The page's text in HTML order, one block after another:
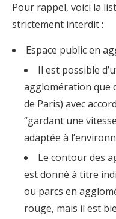
Pour rappel, voici la
strictement interdit :
Espace public en
Il est possible
agglomération que
de Paris) avec
“gardant une
adaptée à
Le contour des
est donné à titre
ou parcs en
rouge, mais il est